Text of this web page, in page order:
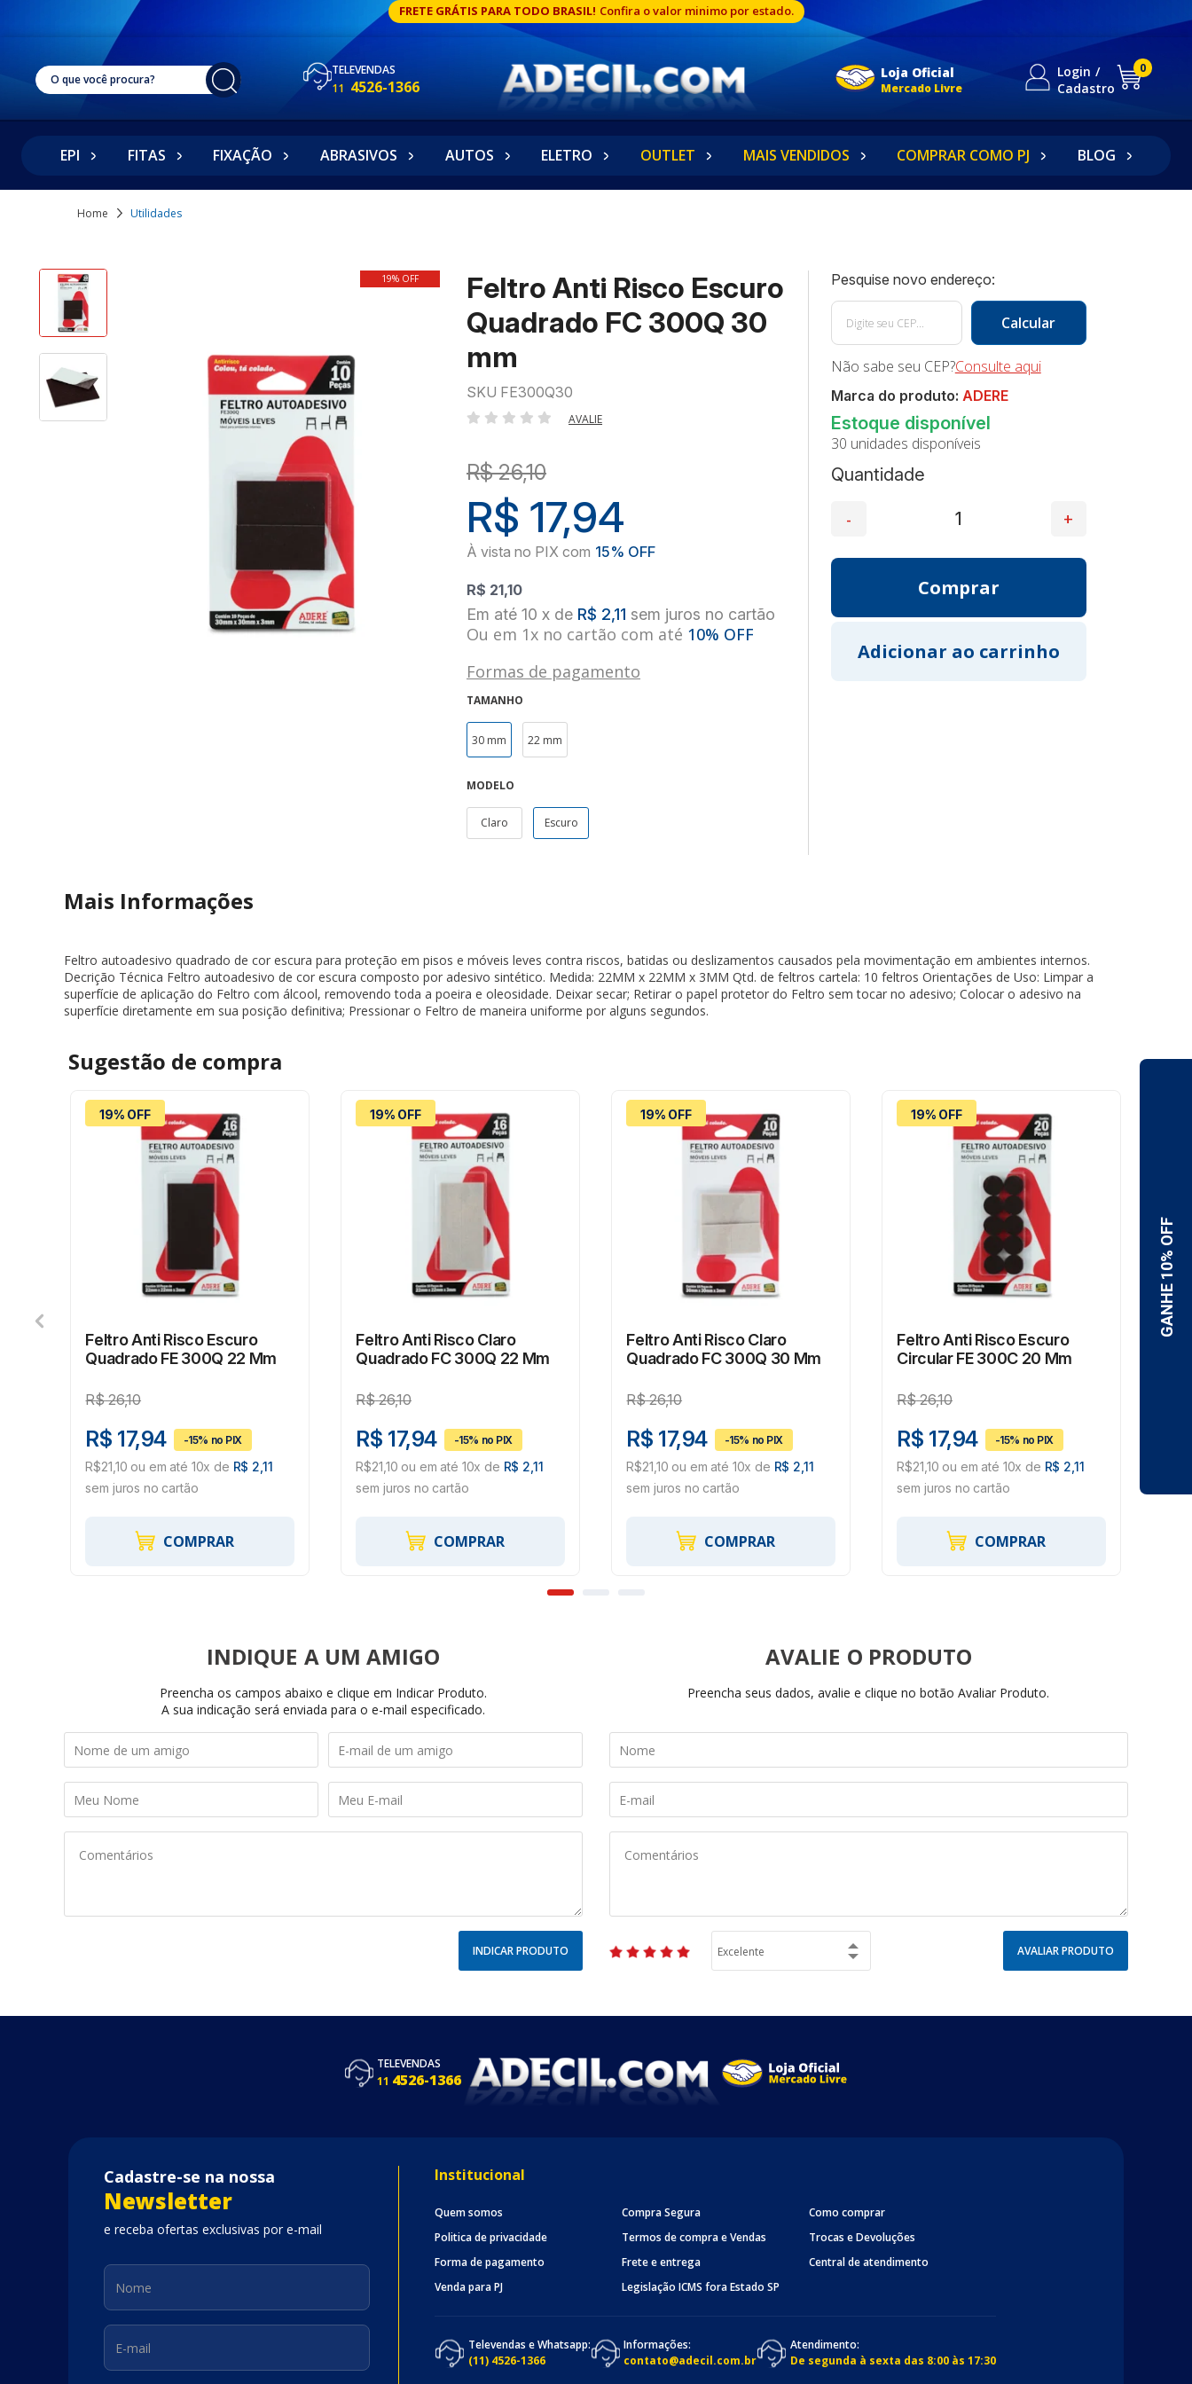
FRETE GRÁTIS PARA TODO BRASIL! Confira o valor minimo por estado.
TELEVENDAS
11 4526-1366
Loja Oficial
Mercado Livre
Login
Cadastro
0
EPI FITAS FIXAÇÃO ABRASIVOS AUTOS ELETRO OUTLET MAIS VENDIDOS COMPRAR COMO PJ BLOG
Home Utilidades
19% OFF
Feltro Anti Risco Escuro
Quadrado FC 300Q 30
mm
SKU FE300Q30
AVALIE
R$ 26,10
R$ 21,10
R$ 17,94
10 x de R$ 2,11 sem juros no cartão
Ou em 1x no cartão com até 10% OFF
Formas de pagamento
TAMANHO
30 mm 22 mm
MODELO
Claro Escuro
Quantidade
Não sabe seu CEP?Consulte aqui
30 unidades disponíveis
Marca do produto: ADERE
Mais Informações
Feltro autoadesivo quadrado de cor escura para proteção em pisos e móveis leves contra riscos, batidas ou deslizamentos causados pela movimentação em ambientes internos.
Decrição Técnica Feltro autoadesivo de cor escura composto por adesivo sintético. Medida: 22MM x 22MM x 3MM Qtd. de feltros cartela: 10 feltros Orientações de Uso: Limpar a
superfície de aplicação do Feltro com álcool, removendo toda a poeira e oleosidade. Deixar secar; Retirar o papel protetor do Feltro sem tocar no adesivo; Colocar o adesivo na
superfície diretamente em sua posição definitiva; Pressionar o Feltro de maneira uniforme por alguns segundos.
Sugestão de compra
19% OFF
Feltro Anti Risco Escuro
Quadrado FE 300Q 22 Mm
R$26,10
R$ 17,94
R$21,10 ou em até 10x de R$ 2,11
sem juros no cartão
COMPRAR
19% OFF
Feltro Anti Risco Claro
Quadrado FC 300Q 22 Mm
R$26,10
R$ 17,94
R$21,10 ou em até 10x de R$ 2,11
sem juros no cartão
COMPRAR
19% OFF
Feltro Anti Risco Claro
Quadrado FC 300Q 30 Mm
R$26,10
R$ 17,94
R$21,10 ou em até 10x de R$ 2,11
sem juros no cartão
COMPRAR
19% OFF
Feltro Anti Risco Escuro
Circular FE 300C 20 Mm
R$26,10
R$ 17,94
R$21,10 ou em até 10x de R$ 2,11
sem juros no cartão
COMPRAR
INDIQUE
Preencha os campos abaixo e clique em Indicar Produto.
A sua indicação será enviada para o e-mail especificado.
INDICAR PRODUTO
AVALIE
Preencha seus dados, avalie e clique no botão Avaliar Produto.
AVALIAR PRODUTO
TELEVENDAS
11 4526-1366
Cadastre-se na nossa
Newsletter
e receba ofertas exclusivas por e-mail
Institucional
Quem somos Compra Segura
Como comprar
Politica de privacidade
Termos de compra e Vendas
Trocas e Devoluções
Forma de pagamento
Frete e entrega
Central de atendimento
Venda para PJ
Legislação ICMS fora Estado SP
Televendas e Whatsapp:
(11) 4526-1366
Informações:
contato@adecil.com.br
Atendimento:
De segunda à sexta das 8:00 às 17:30